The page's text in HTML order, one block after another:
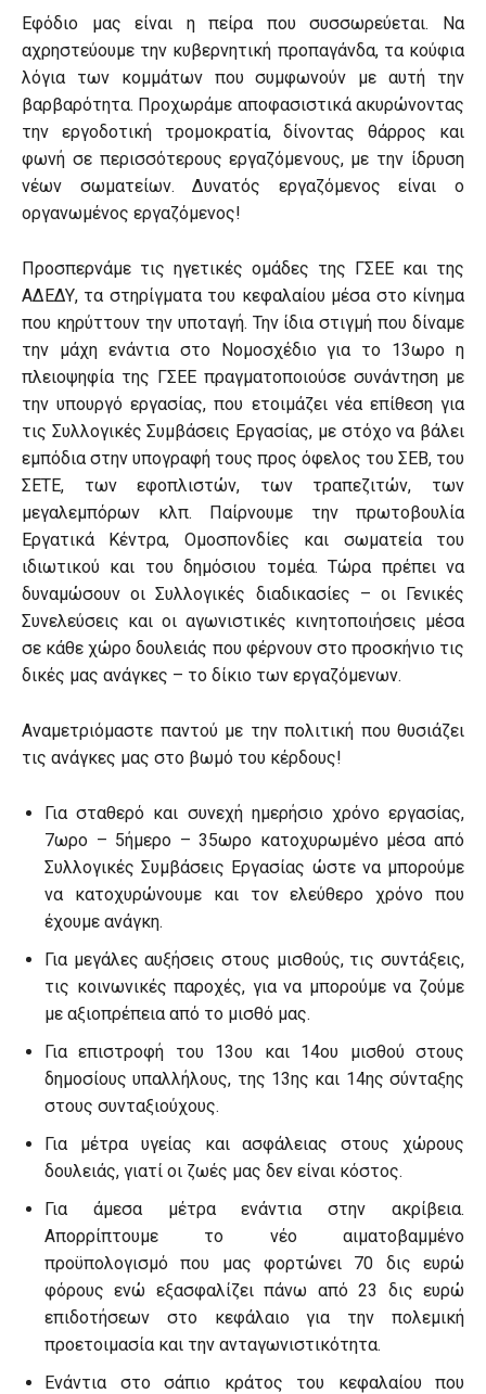
Εφόδιο μας είναι η πείρα που συσσωρεύεται. Να
αχρηστεύουμε την κυβερνητική προπαγάνδα, τα κούφια
λόγια των κομμάτων που συμφωνούν με αυτή την
βαρβαρότητα. Προχωράμε αποφασιστικά ακυρώνοντας
την εργοδοτική τρομοκρατία, δίνοντας θάρρος και
φωνή σε περισσότερους εργαζόμενους, με την ίδρυση
νέων σωματείων. Δυνατός εργαζόμενος είναι ο
οργανωμένος εργαζόμενος!
Προσπερνάμε τις ηγετικές ομάδες της ΓΣΕΕ και της
ΑΔΕΔΥ, τα στηρίγματα του κεφαλαίου μέσα στο κίνημα
που κηρύττουν την υποταγή. Την ίδια στιγμή που δίναμε
την μάχη ενάντια στο Νομοσχέδιο για το 13ωρο η
πλειοψηφία της ΓΣΕΕ πραγματοποιούσε συνάντηση με
την υπουργό εργασίας, που ετοιμάζει νέα επίθεση για
τις Συλλογικές Συμβάσεις Εργασίας, με στόχο να βάλει
εμπόδια στην υπογραφή τους προς όφελος του ΣΕΒ, του
ΣΕΤΕ, των εφοπλιστών, των τραπεζιτών, των
μεγαλεμπόρων κλπ. Παίρνουμε την πρωτοβουλία
Εργατικά Κέντρα, Ομοσπονδίες και σωματεία του
ιδιωτικού και του δημόσιου τομέα. Τώρα πρέπει να
δυναμώσουν οι Συλλογικές διαδικασίες – οι Γενικές
Συνελεύσεις και οι αγωνιστικές κινητοποιήσεις μέσα
σε κάθε χώρο δουλειάς που φέρνουν στο προσκήνιο τις
δικές μας ανάγκες – το δίκιο των εργαζόμενων.
Αναμετριόμαστε παντού με την πολιτική που θυσιάζει
τις ανάγκες μας στο βωμό του κέρδους!
Για σταθερό και συνεχή ημερήσιο χρόνο εργασίας,
7ωρο – 5ήμερο – 35ωρο κατοχυρωμένο μέσα από
Συλλογικές Συμβάσεις Εργασίας ώστε να μπορούμε
να κατοχυρώνουμε και τον ελεύθερο χρόνο που
έχουμε ανάγκη.
Για μεγάλες αυξήσεις στους μισθούς, τις συντάξεις,
τις κοινωνικές παροχές, για να μπορούμε να ζούμε
με αξιοπρέπεια από το μισθό μας.
Για επιστροφή του 13ου και 14ου μισθού στους
δημοσίους υπαλλήλους, της 13ης και 14ης σύνταξης
στους συνταξιούχους.
Για μέτρα υγείας και ασφάλειας στους χώρους
δουλειάς, γιατί οι ζωές μας δεν είναι κόστος.
Για άμεσα μέτρα ενάντια στην ακρίβεια.
Απορρίπτουμε το νέο αιματοβαμμένο
προϋπολογισμό που μας φορτώνει 70 δις ευρώ
φόρους ενώ εξασφαλίζει πάνω από 23 δις ευρώ
επιδοτήσεων στο κεφάλαιο για την πολεμική
προετοιμασία και την ανταγωνιστικότητα.
Ενάντια στο σάπιο κράτος του κεφαλαίου που